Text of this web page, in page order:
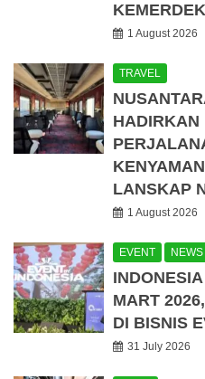
1 August 2026
TRAVEL
HADIRKAN
LANSKAP
1 August 2026
EVENT NEWS
MART
DI BISNIS
31 July 2026